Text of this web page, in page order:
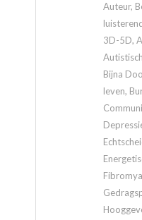
Auteur,
3D-5D,
Bijna
leven,